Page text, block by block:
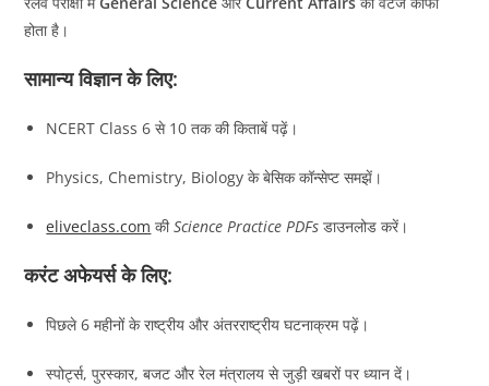
होता है।
सामान्य विज्ञान के लिए:
NCERT Class 6 से 10 तक की किताबें पढ़ें।
Physics, Chemistry, Biology के बेसिक कॉन्सेप्ट समझें।
eliveclass.com कीScience Practice PDFs डाउनलोड करें।
करंट अफेयर्स के लिए:
पिछले 6 महीनों के राष्ट्रीय और अंतरराष्ट्रीय घटनाक्रम पढ़ें।
स्पोर्ट्स, पुरस्कार, बजट और रेल मंत्रालय से जुड़ी खबरों पर ध्यान दें।